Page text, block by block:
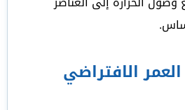
الافتراضي